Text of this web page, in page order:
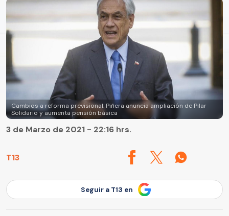
Cambios a reforma previsional: Piñera anuncia ampliación de Pilar
Solidario y aumenta pensión básica
T13
3 de Marzo de 2021 - 22:16 hrs.
Seguir a T13 en